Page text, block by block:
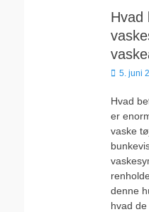
Hvad
Udgivet
5. juni
Hvad
er
vaske
denne
hvad